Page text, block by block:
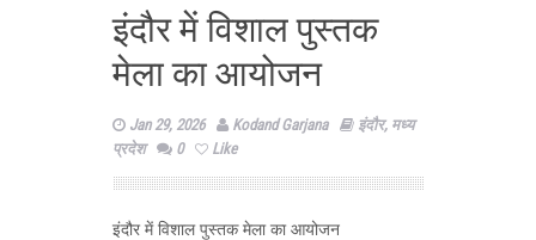
इंदौर में विशाल पुस्तक
मेला का आयोजन
Jan 29, 2026 Kodand Garjana इंदौर, मध्य
प्रदेश
0 Like
इंदौर में विशाल पुस्तक मेला का आयोजन